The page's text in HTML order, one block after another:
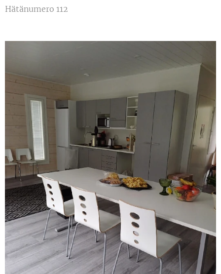
Hätänumero 112